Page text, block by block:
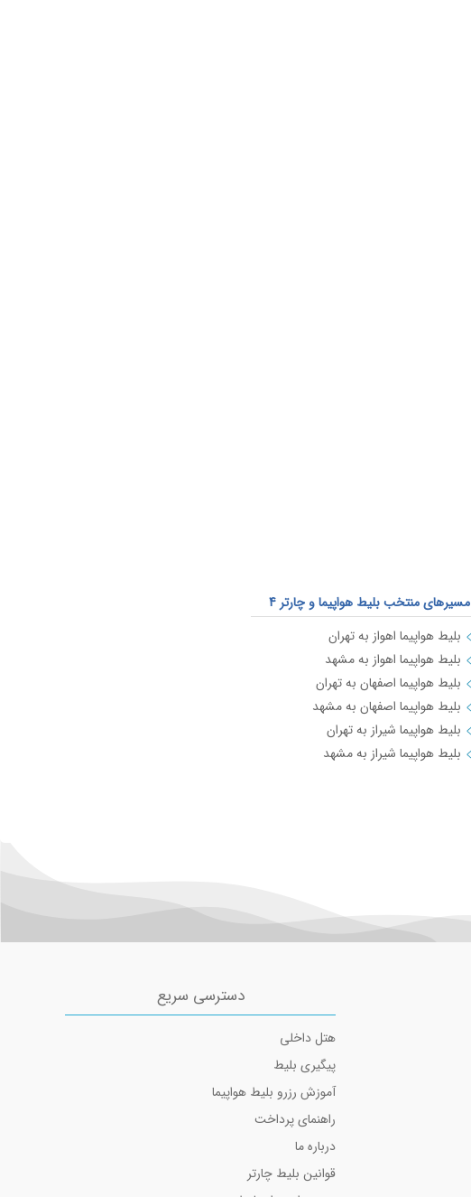
مسیرهای منتخب بلیط هواپیما و چارتر 4
بلیط هواپیما اهواز به تهران
بلیط هواپیما اهواز به مشهد
بلیط هواپیما اصفهان به تهران
بلیط هواپیما اصفهان به مشهد
بلیط هواپیما شیراز به تهران
بلیط هواپیما شیراز به مشهد
دسترسی سریع
هتل داخلی
پیگیری بلیط
آموزش رزرو بلیط هواپیما
راهنمای پرداخت
درباره ما
قوانین بلیط چارتر